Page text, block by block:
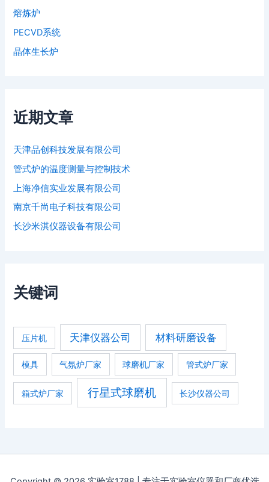
熔炼炉
PECVD系统
晶体生长炉
近期文章
天津品创科技发展有限公司
管式炉的温度测量与控制技术
上海净信实业发展有限公司
南京千尚电子科技有限公司
长沙米淇仪器设备有限公司
关键词
压片机 天津仪器公司 材料研磨设备
模具 气氛炉厂家 球磨机厂家 管式炉厂家
箱式炉厂家 行星式球磨机 长沙仪器公司